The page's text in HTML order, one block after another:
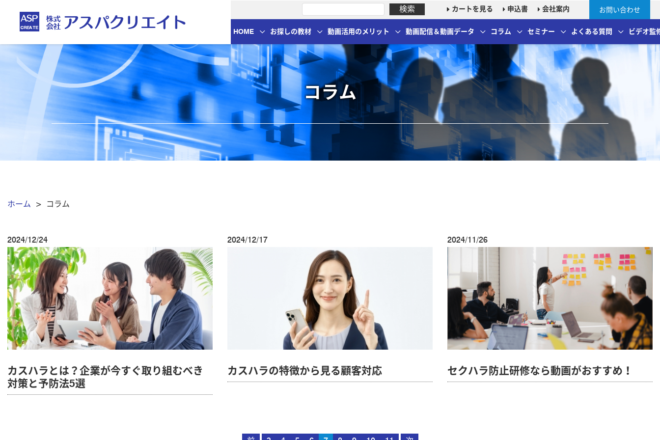
カートを見る 申込書 会社案内 お問い合わせ
HOME お探しの教材 動画活用のメリット 動画配信＆動画データ コラム セミナー よくある質問 ビデオ監
コラム
ホーム > コラム
2024/12/24
カスハラとは？企業が今すぐ取り組むべき
対策と予防法5選
2024/12/17
カスハラの特徴から見る顧客対応
2024/11/26
セクハラ防止研修なら動画がおすすめ！